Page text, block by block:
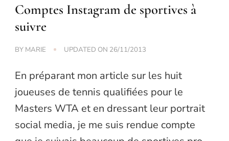
Comptes Instagram de sportives à
suivre
BY MARIE UPDATED ON 26/11/2013
En préparant mon article sur les huit
joueuses de tennis qualifiées pour le
Masters WTA et en dressant leur portrait
social media, je me suis rendue compte